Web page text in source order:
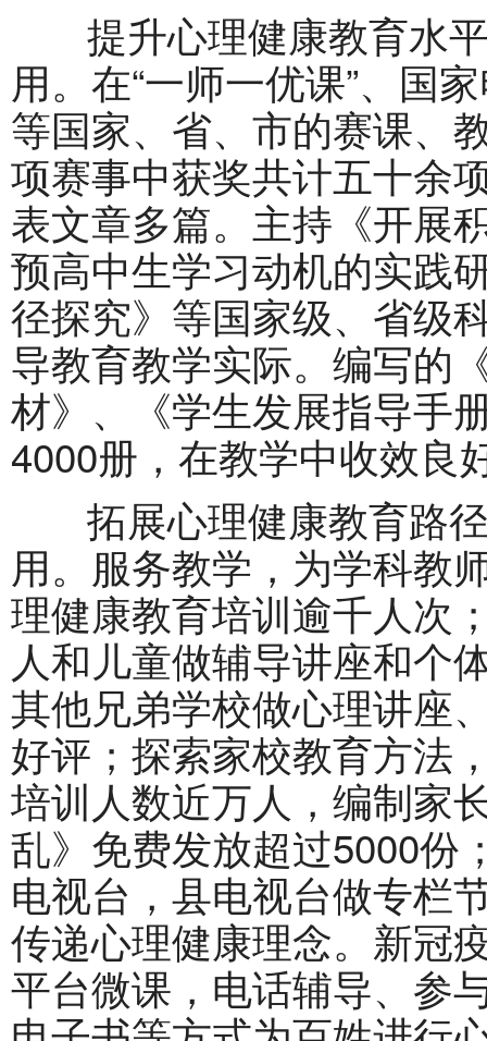
提升心理健康教育水平
用。在“一师一优课”、国
等国家、省、市的赛课、
项赛事中获奖共计五十余
表文章多篇。主持《开展
预高中生学习动机的实践
径探究》等国家级、省级
导教育教学实际。编写的
材》、《学生发展指导手
4000册，在教学中收效良
拓展心理健康教育路径
用。服务教学，为学科教
理健康教育培训逾千人次
人和儿童做辅导讲座和个
其他兄弟学校做心理讲座
好评；探索家校教育方法
培训人数近万人，编制家
乱》免费发放超过5000份
电视台，县电视台做专栏
传递心理健康理念。新冠
平台微课，电话辅导、参